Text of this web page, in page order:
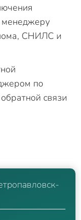
менеджеру
СНИЛС и
по
связи